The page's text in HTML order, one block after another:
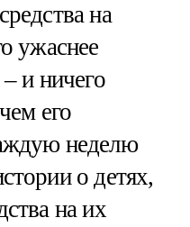
на
ужаснее
и ничего
его
неделю
о детях,
на их